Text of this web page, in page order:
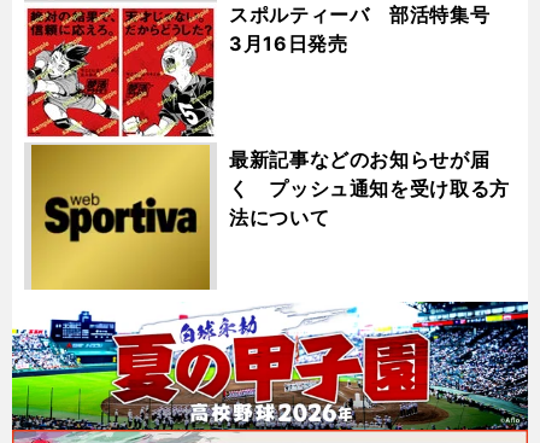
スポルティーバ 部活特集号
3月16日発売
最新記事などのお知らせが届
く プッシュ通知を受け取る方
法について